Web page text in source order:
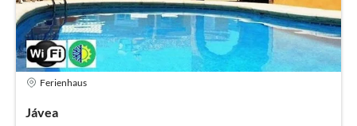
Ferienhaus
Jávea